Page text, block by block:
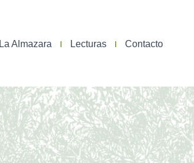
La Almazara Lecturas Contacto